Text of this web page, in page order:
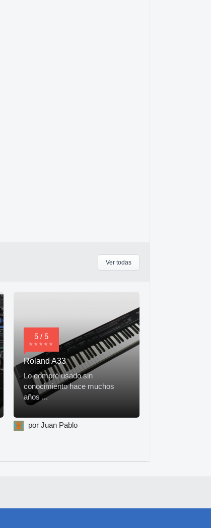
Ver todas
5 / 5
Roland A33
Lo compré usado sin
conocimiento hace muchos
años ...
por Juan Pablo